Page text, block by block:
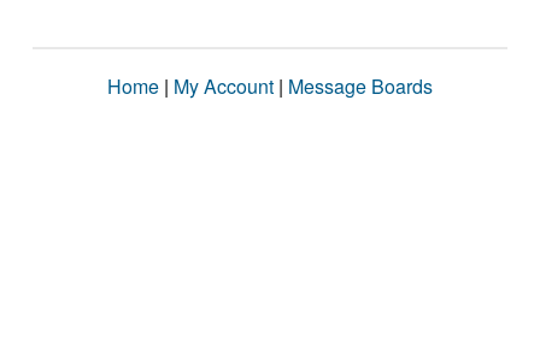
Home | My Account | Message Boards